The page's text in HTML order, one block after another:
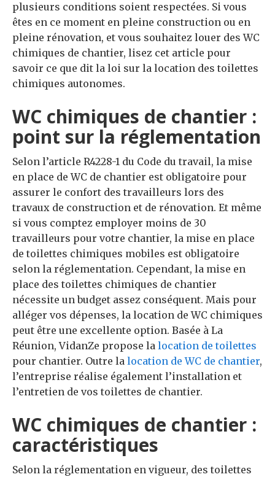
plusieurs conditions soient respectées. Si vous
êtes en ce moment en pleine construction ou en
pleine rénovation, et vous souhaitez louer des WC
chimiques de chantier, lisez cet article pour
savoir ce que dit la loi sur la location des toilettes
chimiques autonomes.
WC chimiques de chantier :
point sur la réglementation
Selon l’article R4228-1 du Code du travail, la mise
en place de WC de chantier est obligatoire pour
assurer le confort des travailleurs lors des
travaux de construction et de rénovation. Et même
si vous comptez employer moins de 30
travailleurs pour votre chantier, la mise en place
de toilettes chimiques mobiles est obligatoire
selon la réglementation. Cependant, la mise en
place des toilettes chimiques de chantier
nécessite un budget assez conséquent. Mais pour
alléger vos dépenses, la location de WC chimiques
peut être une excellente option. Basée à La
Réunion, VidanZe propose la location de toilettes
pour chantier. Outre la location de WC de chantier,
l’entreprise réalise également l’installation et
l’entretien de vos toilettes de chantier.
WC chimiques de chantier :
caractéristiques
Selon la réglementation en vigueur, des toilettes